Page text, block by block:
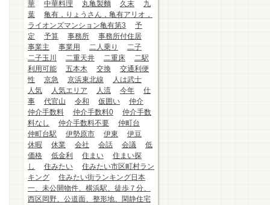
華
中華料理 丸亀製麵 久末
九
葉
亀有，りょうさん，亀有アリオ，
ライオンズマンション亀有第3
予
定
予算 事務所
事務所付住居
事業主
事業用 二人乗り
二子
二子玉川
二重天井 二重床
二駅
利用可能
五本木 交換
交通利便
性
京急 京浜東北線
人は武士
人気
人気エリア 人流 今年
仕
事
代官山 令和 仮囲い
仲介
仲介手数料
仲介手数料0
仲介手数
料なし
仲介手数料不要
仲町台
仲町台駅
伊勢原市 伊東
伊豆
休暇
休業 会社 会話 会議
低
価格
低金利 住まい
住まい探
し
住みたい
住みたい市区町村ラン
キング
住みたい街ランキング日本
一、未公開物件、横浜駅、徒歩７分、
西区岡野、公道面、整形地、閑静住宅